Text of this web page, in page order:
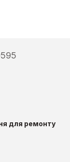
для ремонту